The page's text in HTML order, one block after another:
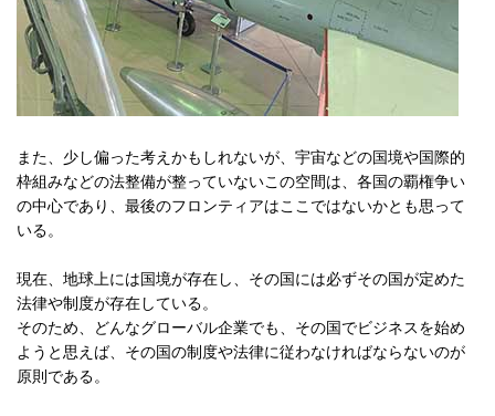
また、少し偏った考えかもしれないが、宇宙などの国境や国際的
枠組みなどの法整備が整っていないこの空間は、各国の覇権争い
の中心であり、最後のフロンティアはここではないかとも思って
いる。
現在、地球上には国境が存在し、その国には必ずその国が定めた
法律や制度が存在している。
そのため、どんなグローバル企業でも、その国でビジネスを始め
ようと思えば、その国の制度や法律に従わなければならないのが
原則である。